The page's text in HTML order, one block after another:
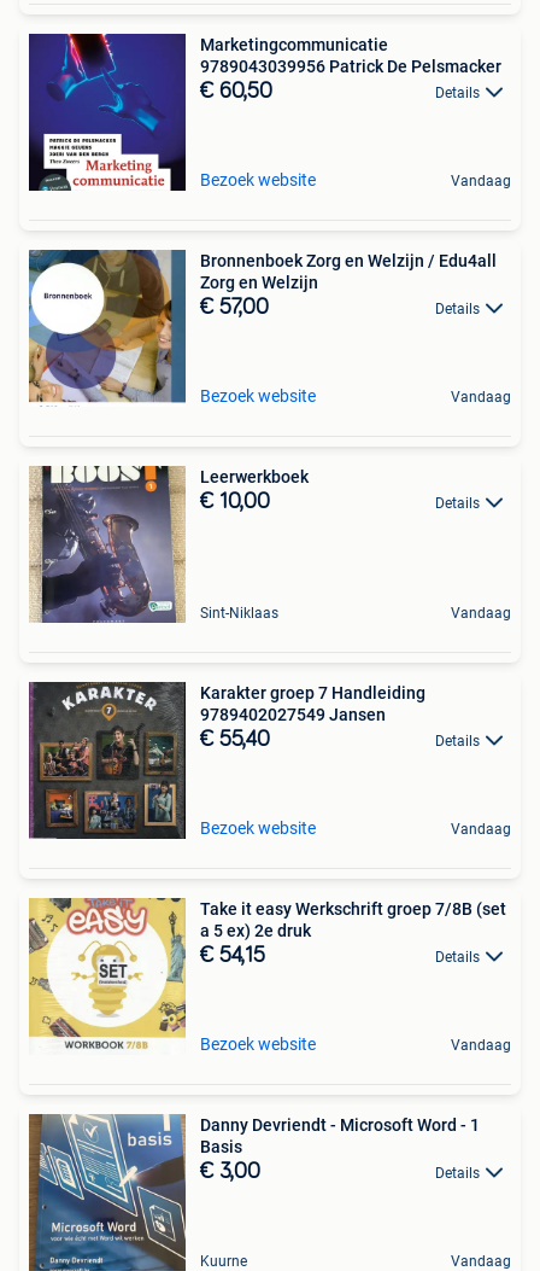
Marketingcommunicatie
9789043039956 Patrick De Pelsmacker
€ 60,50 Details
Bezoek website Vandaag
Bronnenboek Zorg en Welzijn / Edu4all
Zorg en Welzijn
€ 57,00 Details
Bezoek website Vandaag
Leerwerkboek
€ 10,00 Details
Sint-Niklaas Vandaag
Karakter groep 7 Handleiding
9789402027549 Jansen
€ 55,40 Details
Bezoek website Vandaag
Take it easy Werkschrift groep 7/8B (set
a 5 ex) 2e druk
€ 54,15 Details
Bezoek website Vandaag
Danny Devriendt - Microsoft Word - 1
Basis
€ 3,00 Details
Kuurne Vandaag